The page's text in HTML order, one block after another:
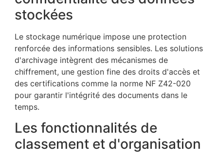
stockées
Le stockage numérique impose une protection
renforcée des informations sensibles. Les solutions
d'archivage intègrent des mécanismes de
chiffrement, une gestion fine des droits d'accès et
des certifications comme la norme NF Z42-020
pour garantir l'intégrité des documents dans le
temps.
Les fonctionnalités de
classement et d'organisation